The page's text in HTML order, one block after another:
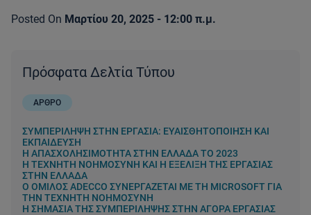
Posted On Μαρτίου 20, 2025 - 12:00 π.μ.
Πρόσφατα Δελτία Τύπου
ΑΡΘΡΟ
ΣΥΜΠΕΡΊΛΗΨΗ ΣΤΗΝ ΕΡΓΑΣΊΑ: ΕΥΑΙΣΘΗΤΟΠΟΊΗΣΗ ΚΑΙ
ΕΚΠΑΊΔΕΥΣΗ
Η ΑΠΑΣΧΟΛΗΣΙΜΌΤΗΤΑ ΣΤΗΝ ΕΛΛΆΔΑ ΤΟ 2023
Η ΤΕΧΝΗΤΉ ΝΟΗΜΟΣΎΝΗ ΚΑΙ Η ΕΞΈΛΙΞΗ ΤΗΣ ΕΡΓΑΣΊΑΣ
ΣΤΗΝ ΕΛΛΆΔΑ
Ο ΌΜΙΛΟΣ ADECCO ΣΥΝΕΡΓΆΖΕΤΑΙ ΜΕ ΤΗ MICROSOFT ΓΙΑ
ΤΗΝ ΤΕΧΝΗΤΉ ΝΟΗΜΟΣΎΝΗ
Η ΣΗΜΑΣΊΑ ΤΗΣ ΣΥΜΠΕΡΊΛΗΨΗΣ ΣΤΗΝ ΑΓΟΡΆ ΕΡΓΑΣΊΑΣ